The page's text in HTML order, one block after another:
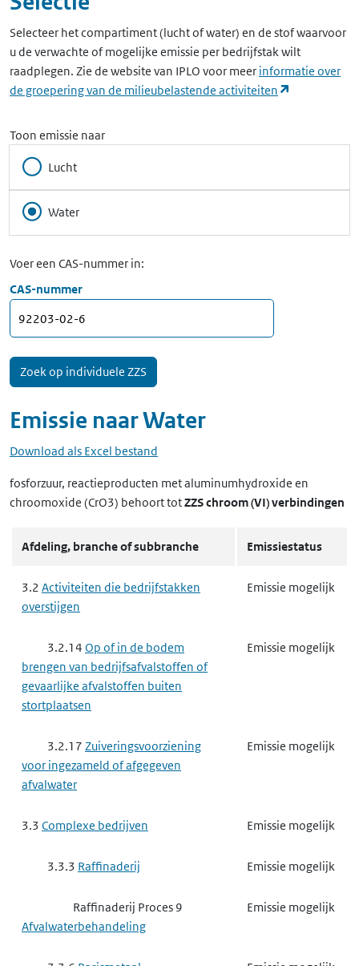
Selecteer het compartiment (lucht of water) en de stof waarvoor
u de verwachte of mogelijke emissie per bedrijfstak wilt
raadplegen. Zie de website van IPLO voor meer informatie over
de groepering van de milieubelastende activiteiten
Toon emissie naar
Lucht
Water
Voer een CAS-nummer in:
CAS-nummer
Emissie naarWater
Download als Excel bestand
fosforzuur, reactieproducten met aluminumhydroxide en
chroomoxide (CrO3) behoort totZZS chroom (VI) verbindingen
Afdeling, branche of subbranche Emissiestatus
3.2 Activiteiten die bedrijfstakken
overstijgen
Emissie mogelijk
3.2.14 Op of in de bodem
brengen van bedrijfsafvalstoffen of
gevaarlijke afvalstoffen buiten
stortplaatsen
Emissie mogelijk
3.2.17 Zuiveringsvoorziening
voor ingezameld of afgegeven
afvalwater
Emissie mogelijk
3.3 Complexe bedrijven Emissie mogelijk
3.3.3 Raffinaderij Emissie mogelijk
Raffinaderij Proces 9
Afvalwaterbehandeling
Emissie mogelijk